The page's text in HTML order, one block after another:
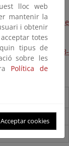
la Comunidad de
Climático 2023-
lloc web
mantenir la
i obtenir
totes
tipus de
sobre les
Política de
Acceptar cookies